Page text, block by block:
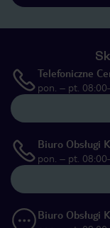
Telefoniczne
pon. – pt.
Biuro Obsługi
pon. – pt.
Biuro Obsługi